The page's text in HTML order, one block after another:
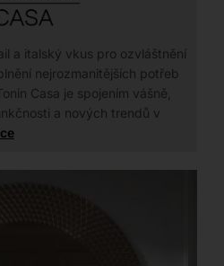
a italský vkus pro ozvláštnění
nejrozmanitějších potřeb
Casa je spojením vášně,
a nových trendů v